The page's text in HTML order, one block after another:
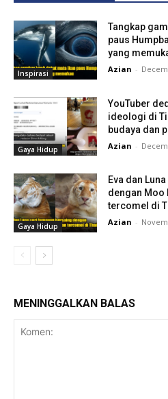
Inspirasi
Tangkap
paus
yang
Azian -
Gaya Hidup
YouTuber
ideologi di
budaya dan
Azian -
Gaya Hidup
Eva dan
dengan Moo
tercomel di
Azian -
MENINGGALKAN BALAS